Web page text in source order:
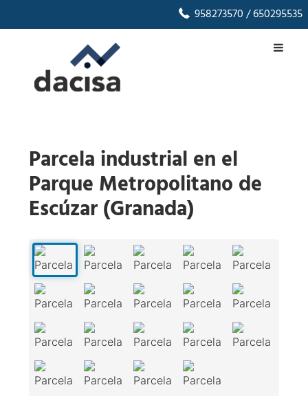
958273570/ 650295535
Parcela industrial en el
Parque Metropolitano de
Escúzar (Granada)